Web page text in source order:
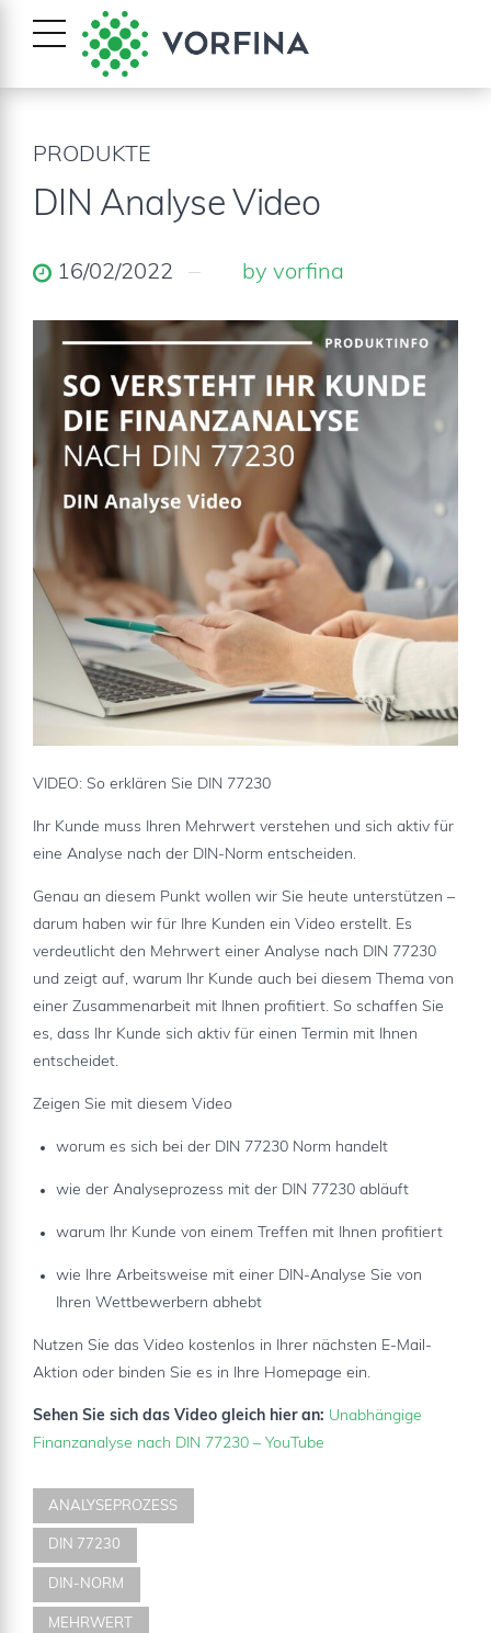
PRODUKTE
DIN Analyse Video
16/02/2022 by vorfina
VIDEO: So erklären Sie DIN 77230
Ihr Kunde muss Ihren Mehrwert verstehen und sich aktiv für
eine Analyse nach der DIN-Norm entscheiden.
Genau an diesem Punkt wollen wir Sie heute unterstützen –
darum haben wir für Ihre Kunden ein Video erstellt. Es
verdeutlicht den Mehrwert einer Analyse nach DIN 77230
und zeigt auf, warum Ihr Kunde auch bei diesem Thema von
einer Zusammenarbeit mit Ihnen profitiert. So schaffen Sie
es, dass Ihr Kunde sich aktiv für einen Termin mit Ihnen
entscheidet.
Zeigen Sie mit diesem Video
worum es sich bei der DIN 77230 Norm handelt
wie der Analyseprozess mit der DIN 77230 abläuft
warum Ihr Kunde von einem Treffen mit Ihnen profitiert
wie Ihre Arbeitsweise mit einer DIN-Analyse Sie von
Ihren Wettbewerbern abhebt
Nutzen Sie das Video kostenlos in Ihrer nächsten E-Mail-
Aktion oder binden Sie es in Ihre Homepage ein.
Sehen Sie sich das Video gleich hier an: Unabhängige
Finanzanalyse nach DIN 77230 – YouTube
ANALYSEPROZESS
DIN 77230
DIN-NORM
MEHRWERT